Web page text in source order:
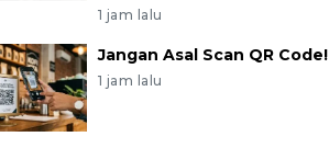
1 jam lalu
Jangan Asal Scan QR Code!
1 jam lalu